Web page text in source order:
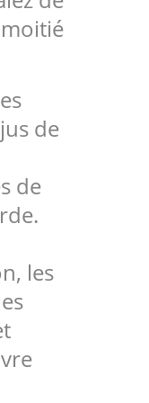
de
de
les